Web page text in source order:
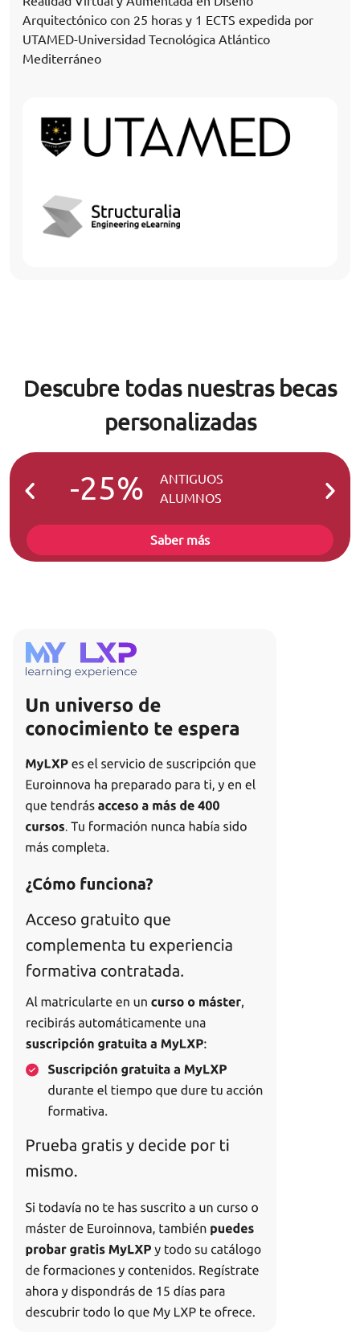
Arquitectónico con 25 horas y 1 ECTS expedida por
UTAMED-Universidad Tecnológica Atlántico
Mediterráneo
Descubre todas nuestras becas
personalizadas
-25%
ANTIGUOS
ALUMNOS
-
Saber más